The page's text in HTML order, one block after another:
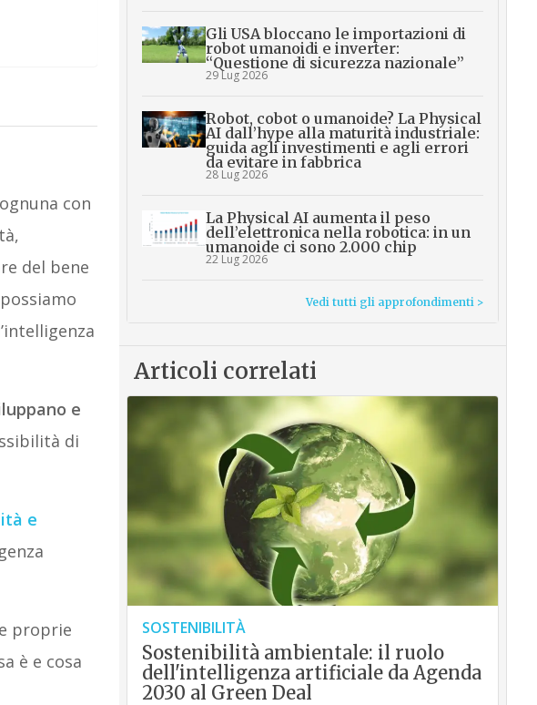
con
del bene
e
di
e
proprie
è e cosa
Gli USA bloccano le importazioni di
robot umanoidi e inverter:
“Questione di sicurezza nazionale”
29 Lug 2026
Robot, cobot o umanoide? La Physical
AI dall’hype alla maturità industriale:
guida agli investimenti e agli errori
da evitare in fabbrica
28 Lug 2026
La Physical AI aumenta il peso
dell’elettronica nella robotica: in un
umanoide ci sono 2.000 chip
22 Lug 2026
Vedi tutti gli approfondimenti >
Articoli correlati
SOSTENIBILITÀ
Sostenibilità ambientale: il ruolo
dell'intelligenza artificiale da Agenda
2030 al Green Deal